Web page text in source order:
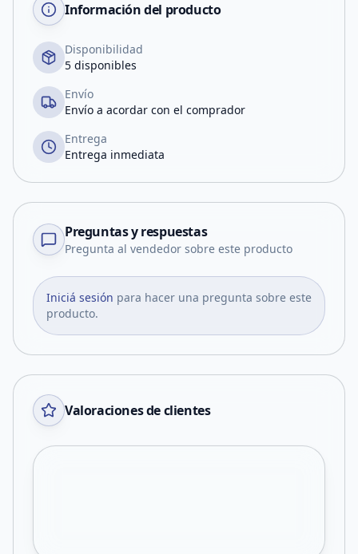
Información del producto
Disponibilidad
5 disponibles
Envío
Envío a acordar con el comprador
Entrega
Entrega inmediata
Preguntas y respuestas
Pregunta al vendedor sobre este producto
Iniciá sesión para hacer una pregunta sobre este
producto.
Valoraciones de clientes